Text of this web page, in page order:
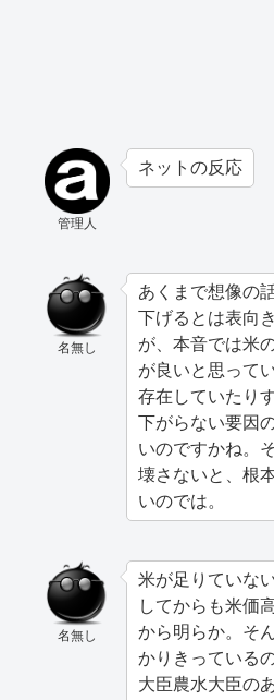
管理人
ネットの反応
名無し
あくまで想像の
下げるとは表向
が、本音では米
が良いと思って
存在していたり
下がらない要因
いのですかね。
壊さないと、根
いのでは。
名無し
米が足りていな
してからも米価
から明らか。そ
かりきっている
大臣農水大臣の